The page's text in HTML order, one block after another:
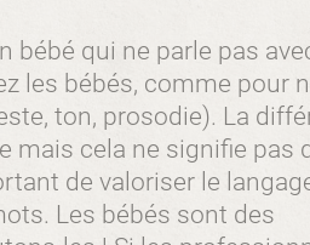
bébé qui ne parle pas
les bébés, comme pour
ton, prosodie). La
mais cela ne signifie pas
de valoriser le
Les bébés sont des